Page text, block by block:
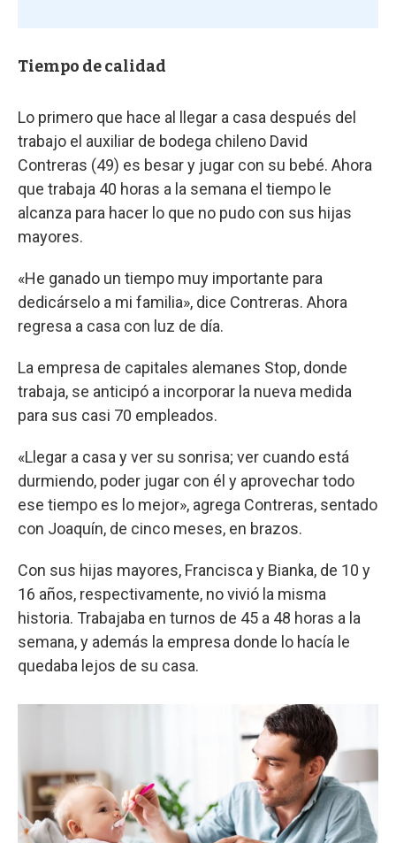
Tiempo de calidad
Lo primero que hace al llegar a casa después del
trabajo el auxiliar de bodega chileno David
Contreras (49) es besar y jugar con su bebé. Ahora
que trabaja 40 horas a la semana el tiempo le
alcanza para hacer lo que no pudo con sus hijas
mayores.
«He ganado un tiempo muy importante para
dedicárselo a mi familia», dice Contreras. Ahora
regresa a casa con luz de día.
La empresa de capitales alemanes Stop, donde
trabaja, se anticipó a incorporar la nueva medida
para sus casi 70 empleados.
«Llegar a casa y ver su sonrisa; ver cuando está
durmiendo, poder jugar con él y aprovechar todo
ese tiempo es lo mejor», agrega Contreras, sentado
con Joaquín, de cinco meses, en brazos.
Con sus hijas mayores, Francisca y Bianka, de 10 y
16 años, respectivamente, no vivió la misma
historia. Trabajaba en turnos de 45 a 48 horas a la
semana, y además la empresa donde lo hacía le
quedaba lejos de su casa.